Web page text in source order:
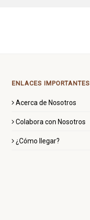
ENLACES IMPORTANTES
Acerca de Nosotros
Colabora con Nosotros
¿Cómo llegar?